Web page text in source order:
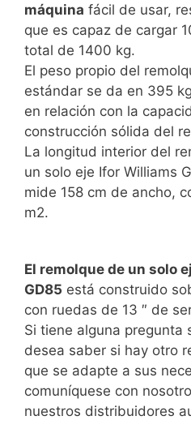
máquina fácil de usar,
que es capaz de cargar
total de 1400 kg.
El peso propio del
estándar se da en 395
en relación con la
construcción sólida del
La longitud interior del
un solo eje Ifor Williams
mide 158 cm de ancho,
m2.
El remolque de un solo
GD85 está construido
con ruedas de 13 ″ de
Si tiene alguna pregunta
desea saber si hay otro
que se adapte a sus
comuníquese con
nuestros distribuidores